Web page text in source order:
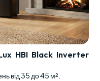
HBI Black Inverter
від 35 до 45 м².